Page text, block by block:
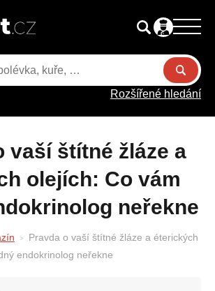
Rozšířené hledání
olejích: Co vám
neřekne
Pravda o vaší štítné žláze a éterických
endokrinolog neřekne